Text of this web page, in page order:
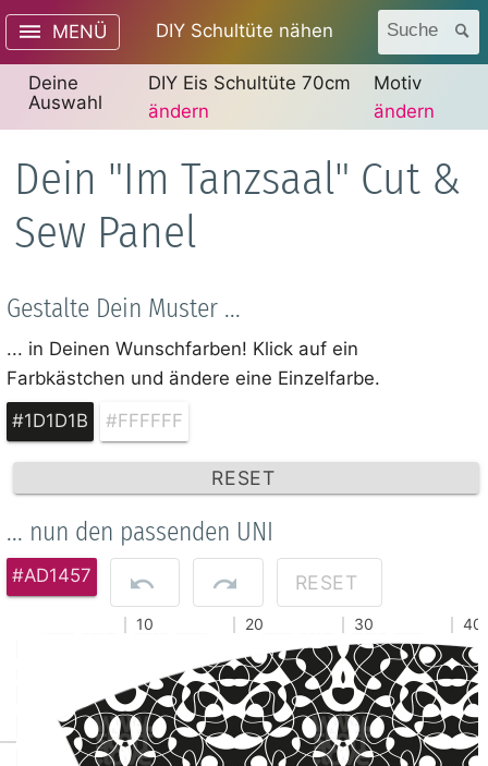
MENÜ DIY Schultüte nähen Suche
Deine
Auswahl
DIY Eis Schultüte 70cm
ändern
Motiv
ändern
Dein "Im Tanzsaal" Cut &
Sew Panel
Gestalte Dein Muster ...
... in Deinen Wunschfarben! Klick auf ein
Farbkästchen und ändere eine Einzelfarbe.
#1D1D1B
#FFFFFF
RESET
... nun den passenden UNI
#AD1457 RESET